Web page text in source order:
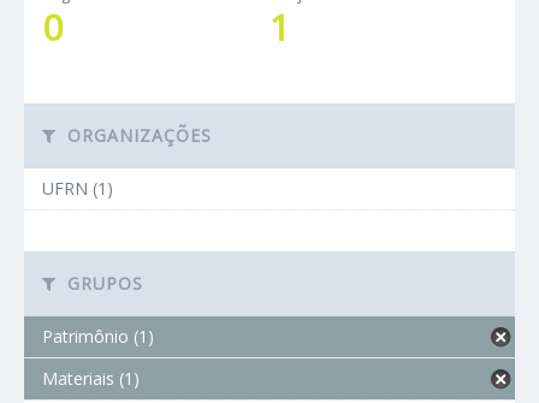
0 1
ORGANIZAÇÕES
UFRN (1)
GRUPOS
Patrimônio (1)
Materiais (1)